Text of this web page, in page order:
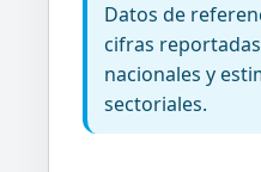
Datos de
cifras
nacionales y
sectoriales.